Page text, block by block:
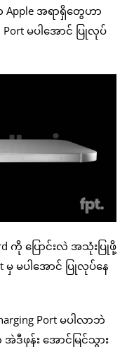
Apple အရာရှိတွေဟာ
Port မပါအောင် ပြုလုပ်
ကို ပြောင်းလဲ အသုံးပြုဖို့
မှ မပါအောင် ပြုလုပ်နေ
Port မပါလာဘဲ
ဖုန်း အောင်မြင်သွား